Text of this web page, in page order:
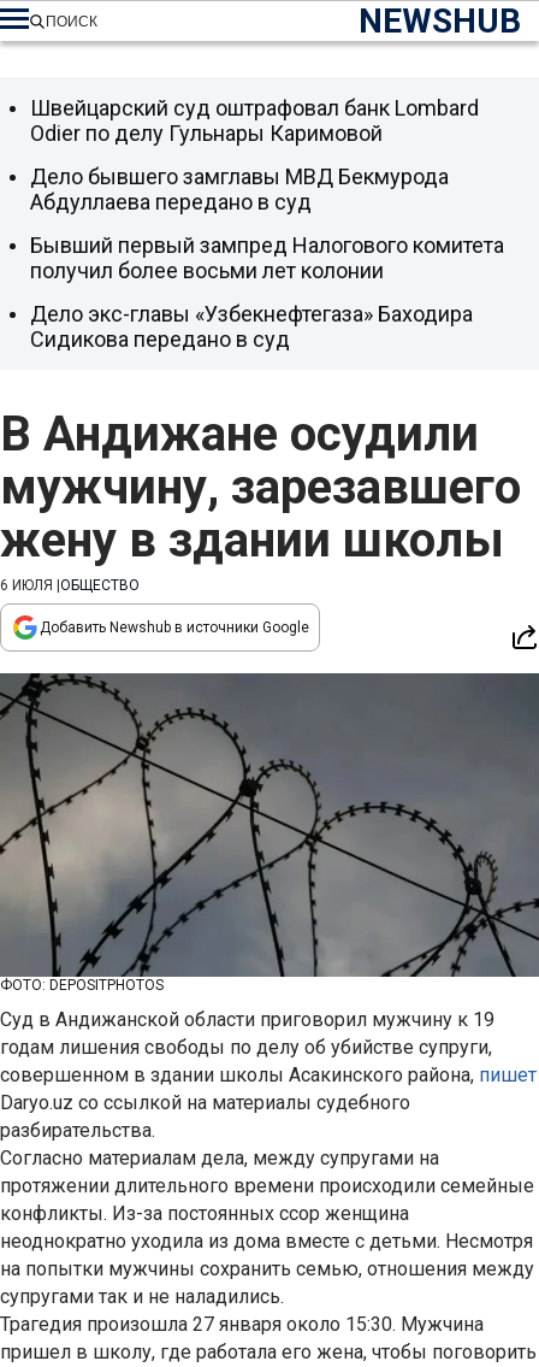
NEWSHUB
ПОИСК
В Андижане осудили
мужчину, зарезавшего
жену в здании школы
6 ИЮЛЯ ОБЩЕСТВО
Добавить Newshub в источники Google
ФОТО: DEPOSITPHOTOS
Суд в Андижанской области приговорил мужчину к 19
годам лишения свободы по делу об убийстве супруги,
совершенном в здании школы Асакинского района, пишет
Daryo.uz со ссылкой на материалы судебного
разбирательства.
Согласно материалам дела, между супругами на
протяжении длительного времени происходили семейные
конфликты. Из-за постоянных ссор женщина
неоднократно уходила из дома вместе с детьми. Несмотря
на попытки мужчины сохранить семью, отношения между
супругами так и не наладились.
Трагедия произошла 27 января около 15:30. Мужчина
пришел в школу, где работала его жена, чтобы поговорить
Швейцарский суд оштрафовал банк Lombard
Odier по делу Гульнары Каримовой
Дело бывшего замглавы МВД Бекмурода
Абдуллаева передано в суд
Бывший первый зампред Налогового комитета
получил более восьми лет колонии
Дело экс-главы «Узбекнефтегаза» Баходира
Сидикова передано в суд